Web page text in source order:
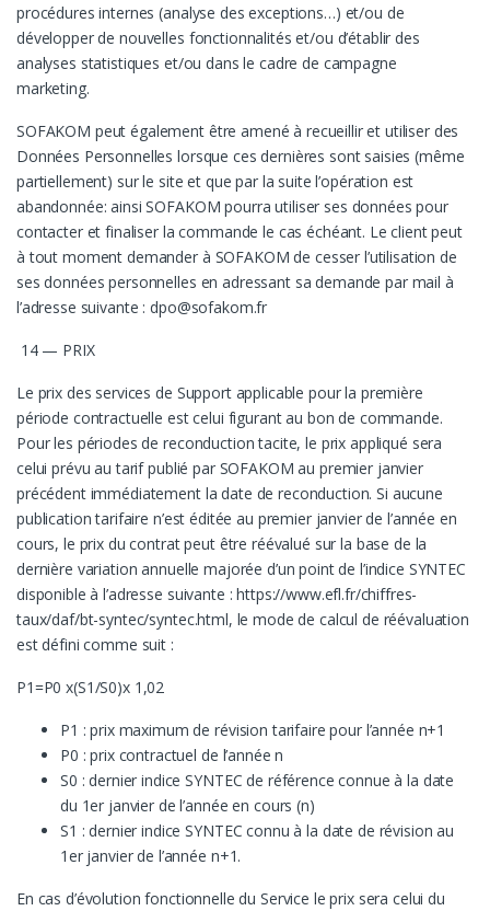
procédures internes (analyse des exceptions…) et/ou de
développer de nouvelles fonctionnalités et/ou d’établir des
analyses statistiques et/ou dans le cadre de campagne
marketing.
SOFAKOM peut également être amené à recueillir et utiliser des
Données Personnelles lorsque ces dernières sont saisies (même
partiellement) sur le site et que par la suite l’opération est
abandonnée: ainsi SOFAKOM pourra utiliser ses données pour
contacter et finaliser la commande le cas échéant. Le client peut
à tout moment demander à SOFAKOM de cesser l’utilisation de
ses données personnelles en adressant sa demande par mail à
l’adresse suivante : dpo@sofakom.fr
14 — PRIX
Le prix des services de Support applicable pour la première
période contractuelle est celui figurant au bon de commande.
Pour les périodes de reconduction tacite, le prix appliqué sera
celui prévu au tarif publié par SOFAKOM au premier janvier
précédent immédiatement la date de reconduction. Si aucune
publication tarifaire n’est éditée au premier janvier de l’année en
cours, le prix du contrat peut être réévalué sur la base de la
dernière variation annuelle majorée d’un point de l’indice SYNTEC
disponible à l’adresse suivante : https://www.efl.fr/chiffres-
taux/daf/bt-syntec/syntec.html, le mode de calcul de réévaluation
est défini comme suit :
P1=P0 x(S1/S0)x 1,02
P1 : prix maximum de révision tarifaire pour l’année n+1
P0 : prix contractuel de l’année n
S0 : dernier indice SYNTEC de référence connue à la date
du 1er janvier de l’année en cours (n)
S1 : dernier indice SYNTEC connu à la date de révision au
1er janvier de l’année n+1.
En cas d’évolution fonctionnelle du Service le prix sera celui du